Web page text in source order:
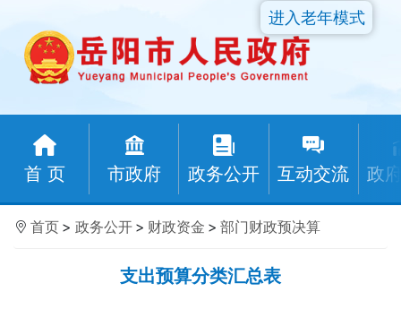
首 页 市政府 政务公开 互动交流 政
进入老年模式
首页 > 政务公开 > 财政资金 > 部门财政预决算
支出预算分类汇总表